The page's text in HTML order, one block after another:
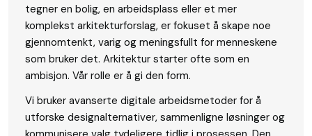
tegner en bolig, en arbeidsplass eller et mer
komplekst arkitekturforslag, er fokuset å skape noe
gjennomtenkt, varig og meningsfullt for menneskene
som bruker det. Arkitektur starter ofte som en
ambisjon. Vår rolle er å gi den form.
Vi bruker avanserte digitale arbeidsmetoder for å
utforske designalternativer, sammenligne løsninger og